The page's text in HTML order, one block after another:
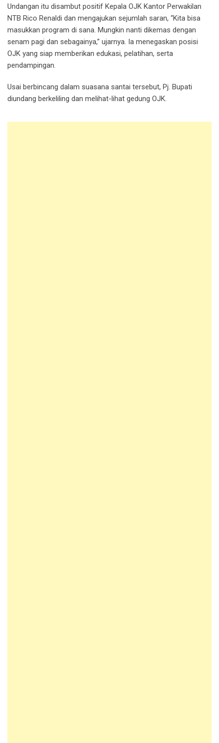
Undangan itu disambut positif Kepala OJK Kantor Perwakilan
NTB Rico Renaldi dan mengajukan sejumlah saran, “Kita bisa
masukkan program di sana. Mungkin nanti dikemas dengan
senam pagi dan sebagainya,” ujarnya. Ia menegaskan posisi
OJK yang siap memberikan edukasi, pelatihan, serta
pendampingan.
Usai berbincang dalam suasana santai tersebut, Pj. Bupati
diundang berkeliling dan melihat-lihat gedung OJK.